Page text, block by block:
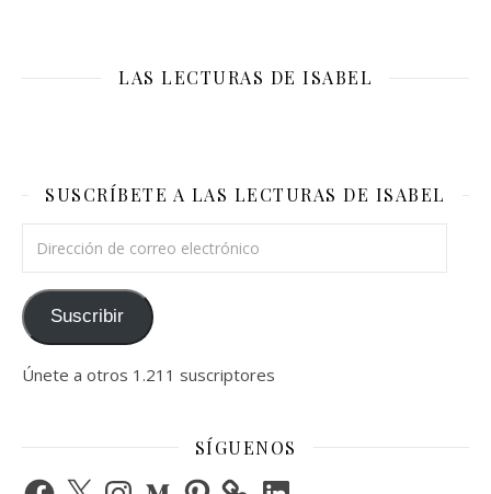
LAS LECTURAS DE ISABEL
SUSCRÍBETE A LAS LECTURAS DE ISABEL
Suscribir
Únete a otros 1.211 suscriptores
SÍGUENOS
Facebook
X InstagramMediumPinterest LinkedIn